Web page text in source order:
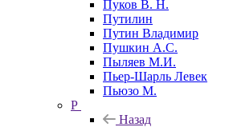
Пуков В. Н.
Путилин
Путин Владимир
Пушкин А.С.
Пыляев М.И.
Пьер-Шарль Левек
Пьюзо М.
Р
Назад